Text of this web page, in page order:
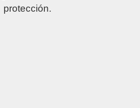
protección.